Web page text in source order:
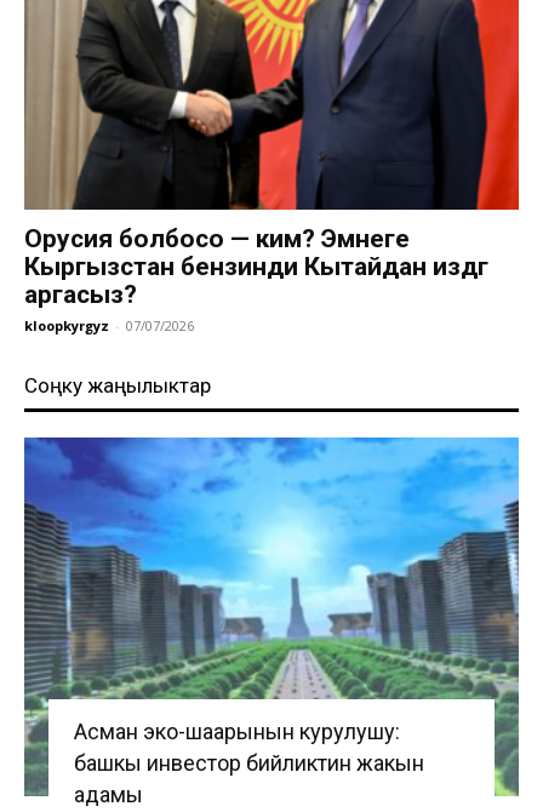
Орусия болбосо — ким? Эмнеге
Кыргызстан бензинди Кытайдан издөөгө
аргасыз?
kloopkyrgyz - 07/07/2026
Соңку жаңылыктар
Асман эко-шаарынын курулушу:
башкы инвестор бийликтин жакын
адамы